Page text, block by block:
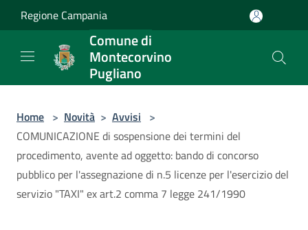
Salta al contenuto principale
Regione Campania
Comune di
Montecorvino
Pugliano
Home > Novità > Avvisi >
COMUNICAZIONE di sospensione dei termini del
procedimento, avente ad oggetto: bando di concorso
pubblico per l'assegnazione di n.5 licenze per l'esercizio del
servizio "TAXI" ex art.2 comma 7 legge 241/1990